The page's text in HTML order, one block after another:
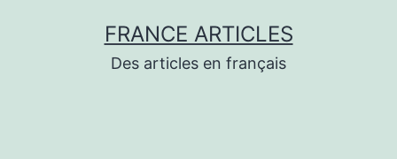
FRANCE ARTICLES
Des articles en français